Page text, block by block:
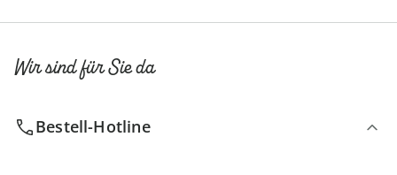
Wir sind für Sie da
Bestell-Hotline